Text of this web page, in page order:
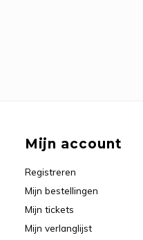
Mijn account
Registreren
Mijn bestellingen
Mijn tickets
Mijn verlanglijst